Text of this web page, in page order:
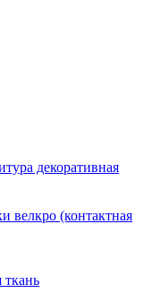
декоративная
велкро (контактная
ткань